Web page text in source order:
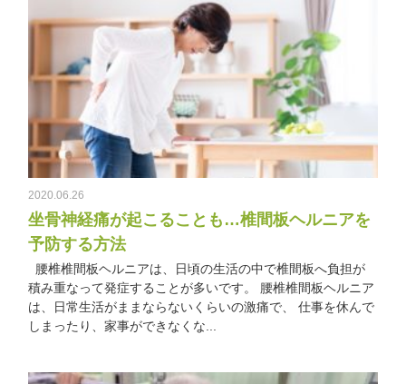
2020.06.26
坐骨神経痛が起こることも…椎間板ヘルニアを
予防する方法
腰椎椎間板ヘルニアは、日頃の生活の中で椎間板へ負担が
積み重なって発症することが多いです。 腰椎椎間板ヘルニア
は、日常生活がままならないくらいの激痛で、 仕事を休んで
しまったり、家事ができなくな...